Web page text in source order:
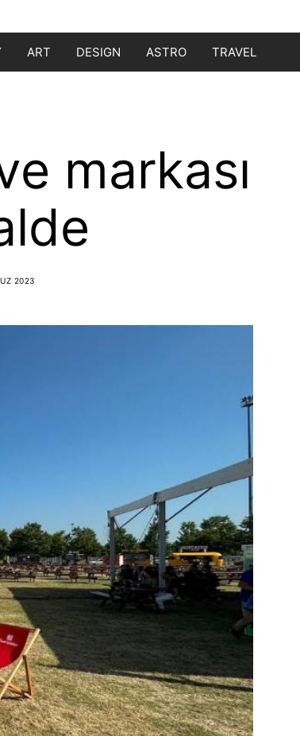
ART DESIGN ASTRO TRAVEL
markası
2023